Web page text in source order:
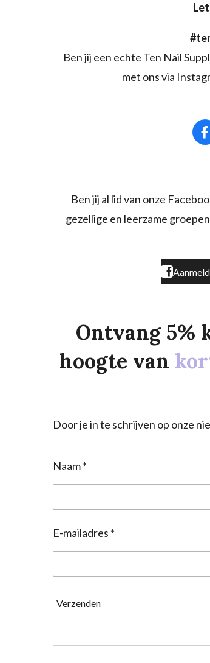
Ben jij een echte Ten Nail
met ons via
F
a
o
k
Ben jij al lid van onze
gezellige en leerzame
Ontvang 5%
hoogte van
Door je in te schrijven op onze
Naam *
E-mailadres *
Verzenden